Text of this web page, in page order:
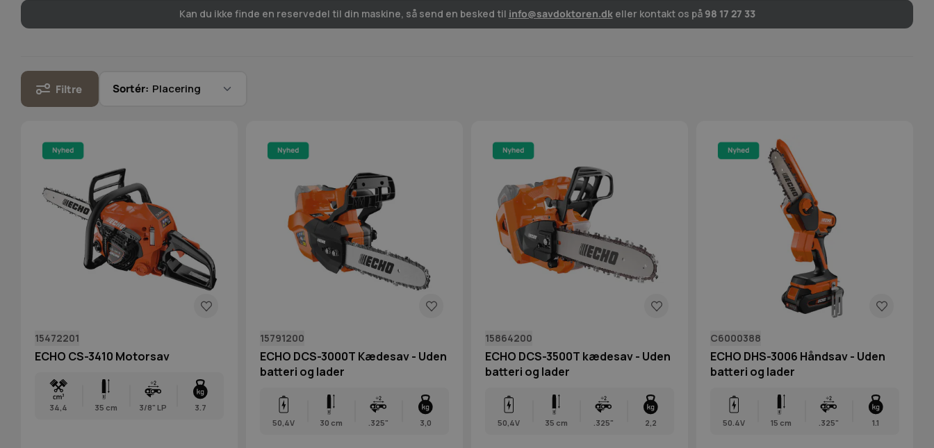
Kan du ikke finde en reservedel til din maskine, så send en besked til info@savdoktoren.dkeller kontakt os på 98 17 27 33
Filtre Sortér:
15472201
ECHO CS-3410 Motorsav
34,4 35 cm 3/8" LP 3.7
15791200
ECHO DCS-3000T Kædesav - Uden
batteri og lader
50,4V 30 cm .325" 3,0
15864200
ECHO DCS-3500T kædesav - Uden
batteri og lader
50,4V 35 cm .325" 2,2
C6000388
ECHO DHS-3006 Håndsav - Uden
batteri og lader
50.4V 15 cm .325" 1.1